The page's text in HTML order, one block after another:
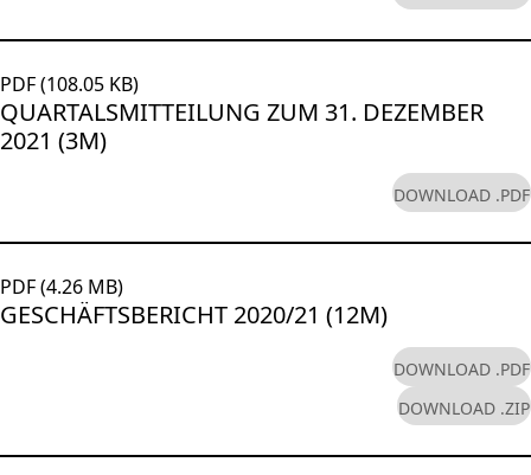
PDF (108.05 KB)
QUARTALSMITTEILUNG ZUM 31. DEZEMBER
2021 (3M)
DOWNLOAD .PDF
PDF (4.26 MB)
GESCHÄFTSBERICHT 2020/21 (12M)
DOWNLOAD .PDF
DOWNLOAD .ZIP